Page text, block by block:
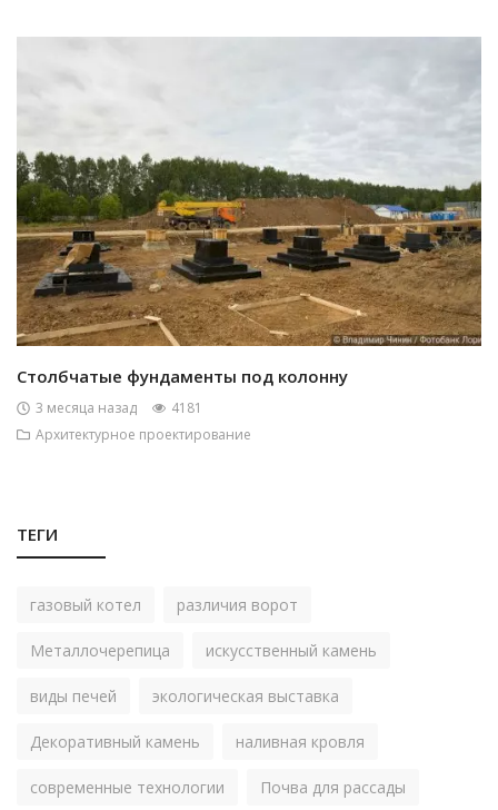
Столбчатые фундаменты под колонну
3 месяца назад
4181
Архитектурное проектирование
ТЕГИ
газовый котел различия ворот
Металлочерепица искусственный камень
виды печей экологическая выставка
Декоративный камень наливная кровля
современные технологии Почва для рассады